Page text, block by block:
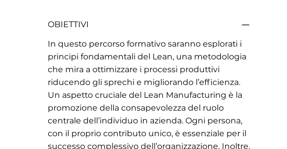
OBIETTIVI
In questo percorso formativo saranno esplorati i
principi fondamentali del Lean, una metodologia
che mira a ottimizzare i processi produttivi
riducendo gli sprechi e migliorando l’efficienza.
Un aspetto cruciale del Lean Manufacturing è la
promozione della consapevolezza del ruolo
centrale dell’individuo in azienda. Ogni persona,
con il proprio contributo unico, è essenziale per il
successo complessivo dell’organizzazione. Inoltre,